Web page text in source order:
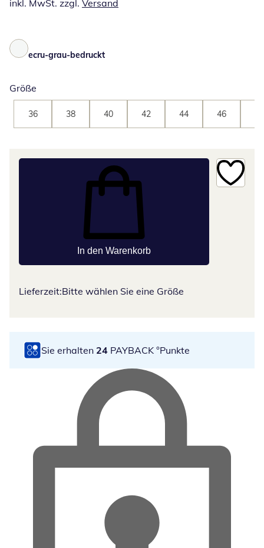
inkl. MwSt. zzgl. Versand
ecru-grau-bedruckt
Größe
36 38 40 42 44 46
In den Warenkorb
Lieferzeit:Bitte wählen Sie eine Größe
Sie erhalten 24 PAYBACK °Punkte